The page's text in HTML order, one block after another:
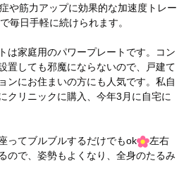
や筋力アップに効果的な加速度トレー
毎日手軽に続けられます。
は家庭用のパワープレートです。コン
置しても邪魔にならないので、戸建て
ンにお住まいの方にも人気です。私自
クリニックに購入、今年3月に自宅に
ってブルブルするだけでもok
左右
ので、姿勢もよくなり、全身のたるみ